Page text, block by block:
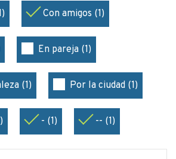
Con amigos (1)
En pareja (1)
(1) Por la ciudad (1)
- (1) -- (1)